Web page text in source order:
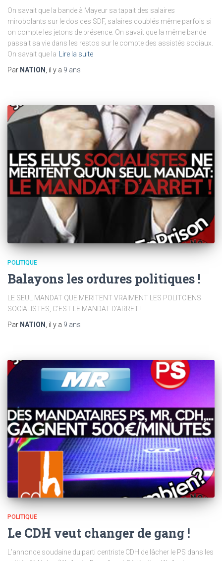
On savait que la bande à Mayeur sa tapait des salaires
mirobolants sur le dos des SDF, salaires doublés même parfois si
on compte les jetons de présence. On savait que la même bande
passait sa vie dans les restos sur le compte des assistés sociaux.
On savait que la
Lire la suite
Par NATION , il y a 9 ans
POLITIQUE
Balayons les ordures politiques !
LE SEUL MANDAT QUE MERITENT VRAIMENT LES POLITCIENS
SOCIALISTES, C’EST LE MANDAT D’ARRET !
Par NATION , il y a 9 ans
POLITIQUE
Le CDH veut changer de gang !
L’annonce soudaine du parti centriste CDH de lâcher le PS dans les